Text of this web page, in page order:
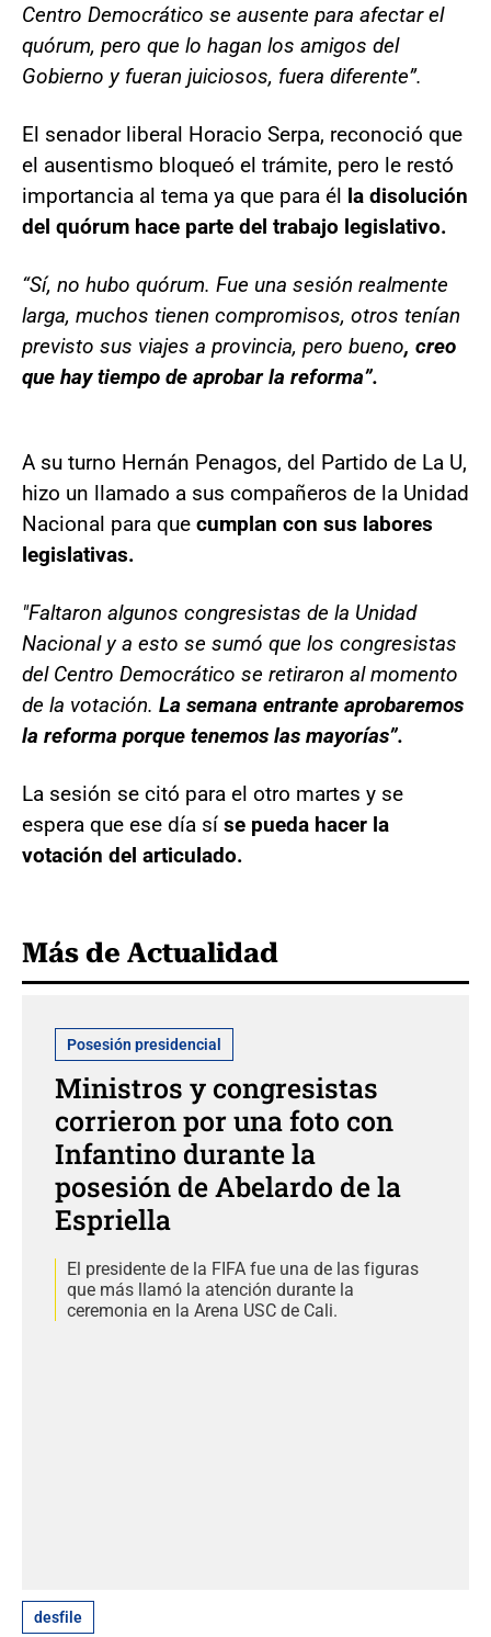
Centro Democrático se ausente para afectar el
quórum, pero que lo hagan los amigos del
Gobierno y fueran juiciosos, fuera diferente”.
El senador liberal Horacio Serpa, reconoció que
el ausentismo bloqueó el trámite, pero le restó
importancia al tema ya que para él la disolución
del quórum hace parte del trabajo legislativo.
“Sí, no hubo quórum. Fue una sesión realmente
larga, muchos tienen compromisos, otros tenían
previsto sus viajes a provincia, pero bueno, creo
que hay tiempo de aprobar la reforma”.
A su turno Hernán Penagos, del Partido de La U,
hizo un llamado a sus compañeros de la Unidad
Nacional para que cumplan con sus labores
legislativas.
"Faltaron algunos congresistas de la Unidad
Nacional y a esto se sumó que los congresistas
del Centro Democrático se retiraron al momento
de la votación. La semana entrante aprobaremos
la reforma porque tenemos las mayorías”.
La sesión se citó para el otro martes y se
espera que ese día sí se pueda hacer la
votación del articulado.
Más de Actualidad
Posesión presidencial
Ministros y congresistas
corrieron por una foto con
Infantino durante la
posesión de Abelardo de la
Espriella
El presidente de la FIFA fue una de las figuras
que más llamó la atención durante la
ceremonia en la Arena USC de Cali.
desfile